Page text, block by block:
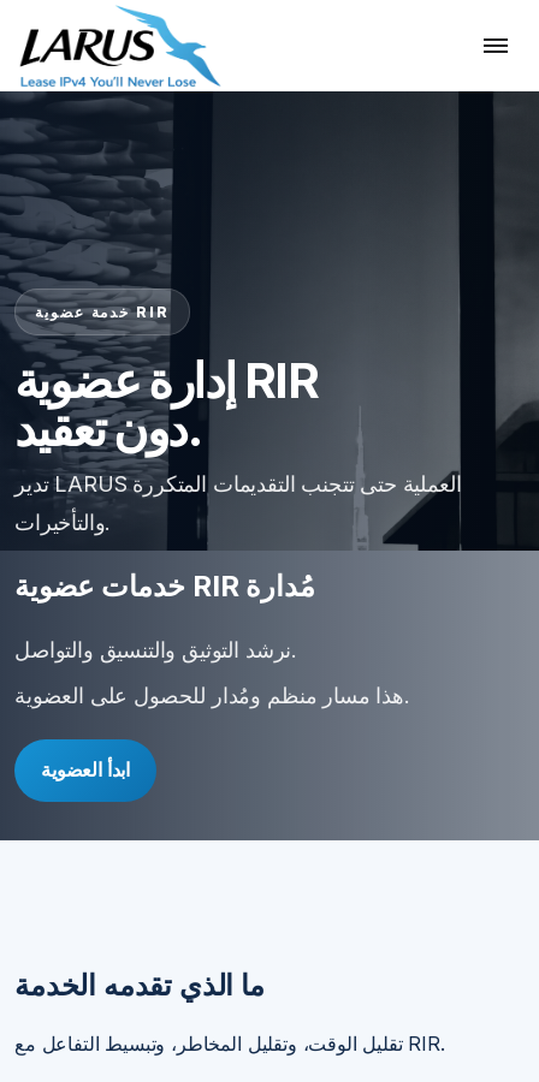
خدمة عضوية RIR
إدارة عضوية RIR
دون تعقيد.
تدير LARUS العملية حتى تتجنب التقديمات المتكررة
والتأخيرات.
خدمات عضوية RIR مُدارة
نرشد التوثيق والتنسيق والتواصل.
هذا مسار منظم ومُدار للحصول على العضوية.
ابدأ العضوية
ما الذي تقدمه الخدمة
تقليل الوقت، وتقليل المخاطر، وتبسيط التفاعل مع RIR.